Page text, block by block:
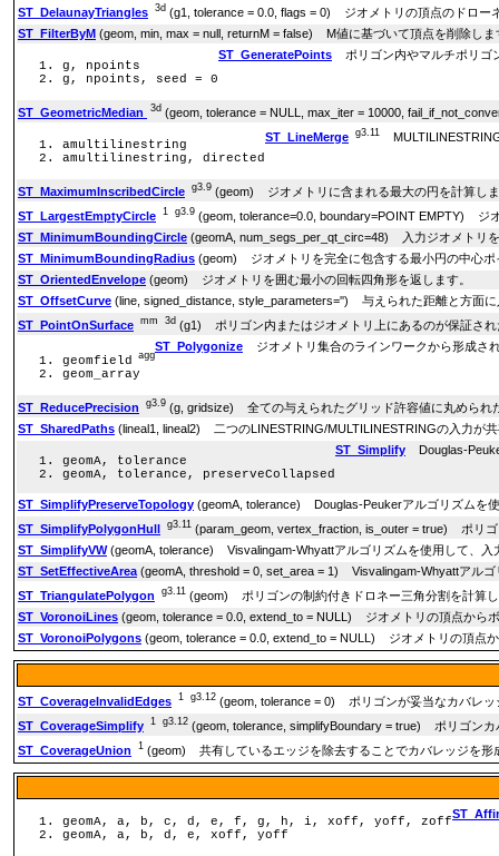
ST_DelaunayTriangles 3d (g1, tolerance = 0.0, flags = 0) ジオメトリの頂点のドロー
ST_FilterByM (geom, min, max = null, returnM = false) M値に基づいて頂点を削除しま
ST_GeneratePoints ポリゴン内やマルチポリゴ
g, npoints
g, npoints, seed = 0
ST_GeometricMedian 3d (geom, tolerance = NULL, max_iter = 10000,
ST_LineMerge g3.11
amultilinestring
amultilinestring, directed
ST_MaximumInscribedCircle g3.9 (geom) ジオメトリに含まれる最大の円を計算し
ST_LargestEmptyCircle 1 g3.9 (geom, tolerance=0.0, boundary=POINT EMPTY) ジ
ST_MinimumBoundingCircle (geomA, num_segs_per_qt_circ=48) 入力ジオメトリ
ST_MinimumBoundingRadius (geom) ジオメトリを完全に包含する最小円の中心ポ
ST_OrientedEnvelope (geom) ジオメトリを囲む最小の回転四角形を返します。
ST_OffsetCurve (line, signed_distance, style_parameters='') 与えられた距離と方面
ST_PointOnSurface mm 3d (g1) ポリゴン内またはジオメトリ上にあるのが保証され
ST_Polygonize ジオメトリ集合のラインワークから形成さ
geomfield
agg
geom_array
ST_ReducePrecision g3.9 (g, gridsize) 全ての与えられたグリッド許容値に丸められ
ST_SharedPaths (lineal1, lineal2) 二つのLINESTRING/MULTILINESTRINGの入力が
ST_Simplify Douglas-
geomA, tolerance
geomA, tolerance, preserveCollapsed
ST_SimplifyPreserveTopology (geomA, tolerance) Douglas-Peukerアルゴリズムを
ST_SimplifyPolygonHull g3.11 (param_geom, vertex_fraction, is_outer = true) ポリ
ST_SimplifyVW(geomA, tolerance) Visvalingam-Whyattアルゴリズムを使用して、入
ST_SetEffectiveArea (geomA, threshold = 0, set_area = 1) Visvalingam-Whyattアル
ST_TriangulatePolygon
g3.11 (geom) ポリゴンの制約付きドロネー三角分割を計算
ST_VoronoiLines (geom, tolerance = 0.0, extend_to = NULL) ジオメトリの頂点から
ST_VoronoiPolygons (geom, tolerance = 0.0, extend_to = NULL) ジオメトリの頂点
ST_CoverageInvalidEdges 1 g3.12 (geom, tolerance = 0) ポリゴンが妥当なカバレ
ST_CoverageSimplify 1 g3.12 (geom, tolerance, simplifyBoundary = true) ポリゴン
ST_CoverageUnion
1 (geom) 共有しているエッジを除去することでカバレッジを形
geomA, a, b, c, d, e, f, g, h, i, xoff, yoff, zoff
geomA, a, b, d, e, xoff, yoff